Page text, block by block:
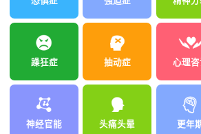
躁狂症 抽动症 心理
神经官能 头痛头晕 更年